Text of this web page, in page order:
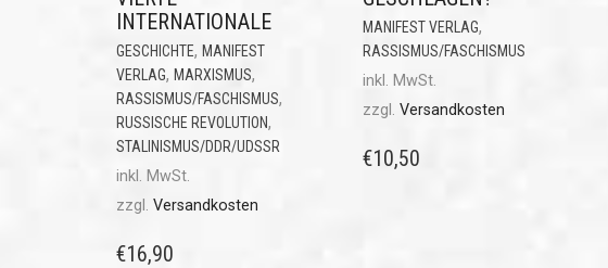
INTERNATIONALE
GESCHICHTE, MANIFEST
VERLAG, MARXISMUS,
RASSISMUS/FASCHISMUS,
RUSSISCHE REVOLUTION,
STALINISMUS/DDR/UDSSR
inkl. MwSt.
zzgl. Versandkosten
€16,90
MANIFEST VERLAG,
RASSISMUS/FASCHISMUS
inkl. MwSt.
zzgl. Versandkosten
€10,50